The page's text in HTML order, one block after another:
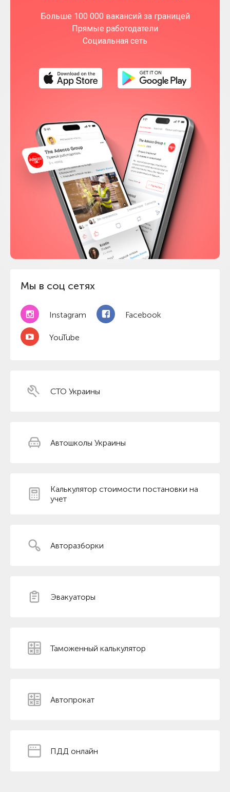
Мы в соц сетях
Instagram Facebook
YouTube
Больше 100 000 вакансий за границей
Прямые работодатели
Социальная сеть
СТО Украины
Автошколы Украины
Калькулятор стоимости постановки на
учет
Авторазборки
Эвакуаторы
Таможенный калькулятор
Автопрокат
ПДД онлайн